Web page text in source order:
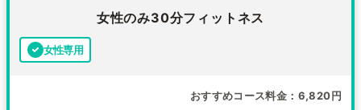
女性のみ30分フィットネス
女性専用
おすすめコース料金 6,820円